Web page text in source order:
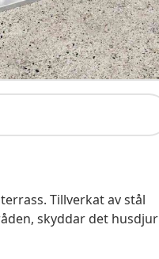
Tillverkat av stål
skyddar det husdjur